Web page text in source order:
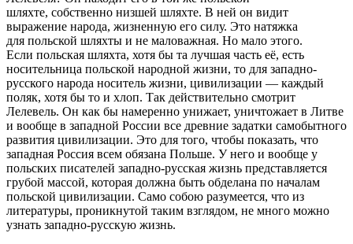
шляхте, собственно низшей шляхте. В ней он видит
выражение народа, жизненную его силу. Это натяжка
для польской шляхты и не маловажная. Но мало этого.
Если польская шляхта, хотя бы та лучшая часть её, есть
носительница польской народной жизни, то для западно-
русского народа носитель жизни, цивилизации — каждый
поляк, хотя бы то и хлоп. Так действительно смотрит
Лелевель. Он как бы намеренно унижает, уничтожает в Литве
и вообще в западной России все древние задатки самобытного
развития цивилизации. Это для того, чтобы показать, что
западная Россия всем обязана Польше. У него и вообще у
польских писателей западно-русская жизнь представляется
грубой массой, которая должна быть обделана по началам
польской цивилизации. Само собою разумеется, что из
литературы, проникнутой таким взглядом, не много можно
узнать западно-русскую жизнь.